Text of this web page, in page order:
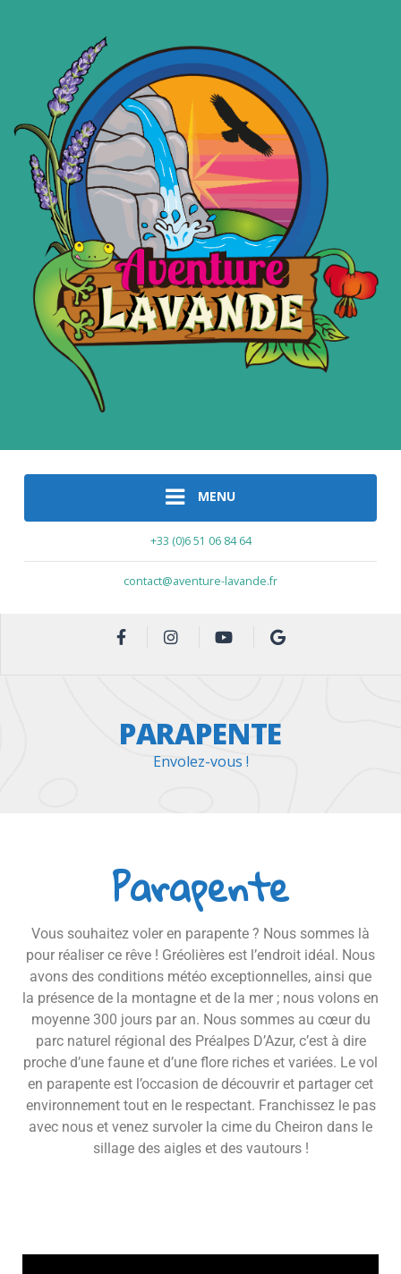
MENU
+33 (0)6 51 06 84 64
contact@aventure-lavande.fr
PARAPENTE
Envolez-vous !
Parapente
Vous souhaitez voler en parapente ? Nous sommes là
pour réaliser ce rêve ! Gréolières est l’endroit idéal. Nous
avons des conditions météo exceptionnelles, ainsi que
la présence de la montagne et de la mer ; nous volons en
moyenne 300 jours par an. Nous sommes au cœur du
parc naturel régional des Préalpes D’Azur, c’est à dire
proche d’une faune et d’une flore riches et variées. Le vol
en parapente est l’occasion de découvrir et partager cet
environnement tout en le respectant. Franchissez le pas
avec nous et venez survoler la cime du Cheiron dans le
sillage des aigles et des vautours !